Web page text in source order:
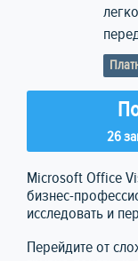
26
Microsoft Office
бизнес-
исследовать и
Перейдите от